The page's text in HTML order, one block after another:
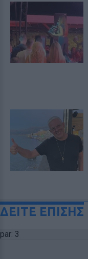
ΔΕΙΤΕ ΕΠΙΣΗΣ
par: 3